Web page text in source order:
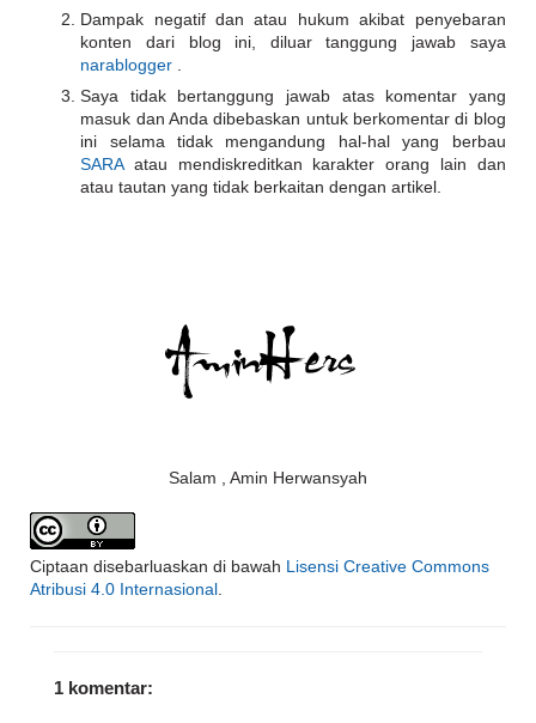
Dampak negatif dan atau hukum akibat penyebaran
konten dari blog ini, diluar tanggung jawab saya
narablogger
Saya tidak bertanggung jawab atas komentar yang
masuk dan Anda dibebaskan untuk berkomentar di blog
ini selama tidak mengandung hal-hal yang berbau
SARAatau mendiskreditkan karakter orang lain dan
atau tautan yang tidak berkaitan dengan artikel.
Salam , Amin Herwansyah
Ciptaan disebarluaskan di bawah Lisensi Creative Commons
Atribusi 4.0 Internasional
1 komentar: